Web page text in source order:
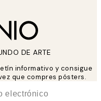
DE ARTE
informativo y consigue
que compres pósters.